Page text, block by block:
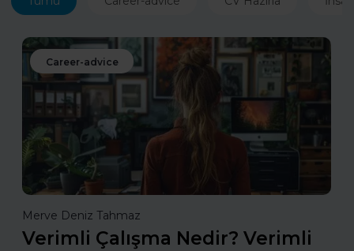
Career-advice
Merve Deniz Tahmaz
Verimli Çalışma Nedir? Verimli